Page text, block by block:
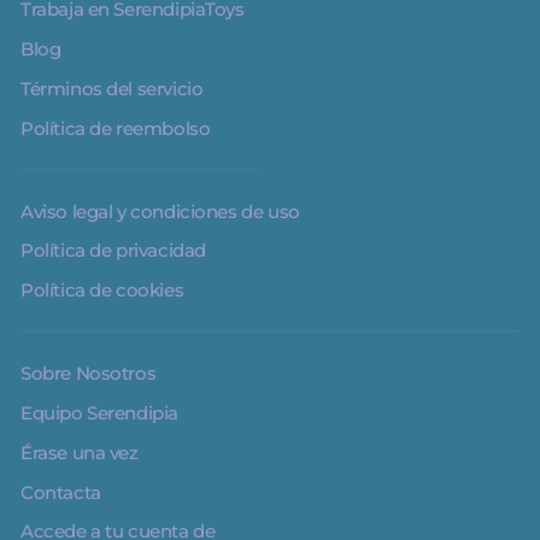
Trabaja en SerendipiaToys
Blog
Términos del servicio
Política de reembolso
Aviso legal y condiciones de uso
Política de privacidad
Política de cookies
Sobre Nosotros
Equipo Serendipia
Érase una vez
Contacta
Accede a tu cuenta de